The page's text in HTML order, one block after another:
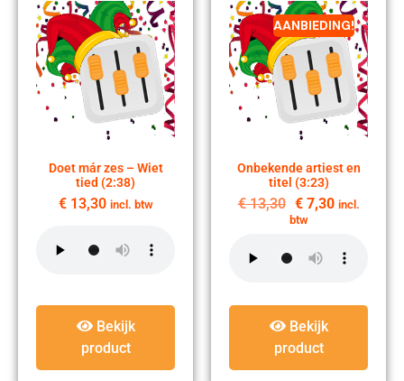
Doet már zes – Wiet
tied (2:38)
€13,30 incl. btw
Bekijk
product
AANBIEDING!
Onbekende artiest en
titel (3:23)
€13,30 €7,30 incl.
btw
Bekijk
product